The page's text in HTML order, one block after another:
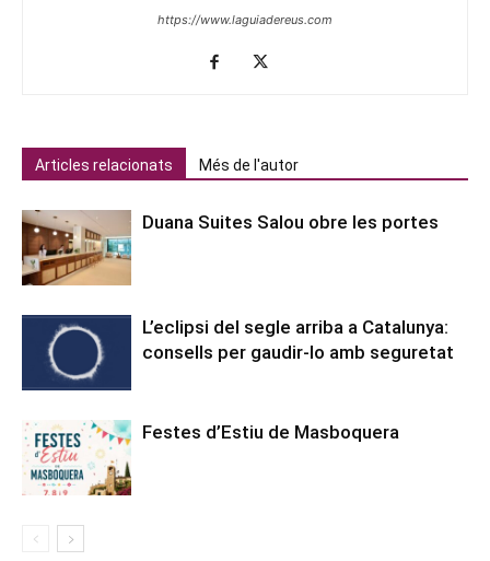
https://www.laguiadereus.com
Articles relacionats Més de l'autor
Duana Suites Salou obre les portes
L’eclipsi del segle arriba a Catalunya:
consells per gaudir-lo amb seguretat
Festes d’Estiu de Masboquera